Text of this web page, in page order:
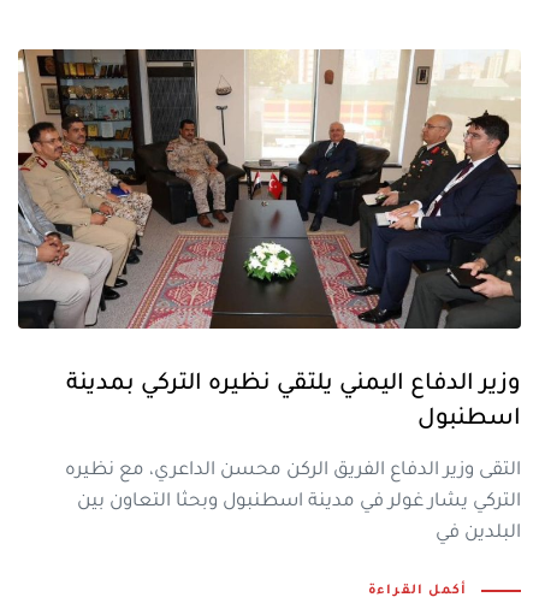
وزير الدفاع اليمني يلتقي نظيره التركي بمدينة
اسطنبول
التقى وزير الدفاع الفريق الركن محسن الداعري، مع نظيره
التركي يشار غولر في مدينة اسطنبول وبحثا التعاون بين
البلدين في
أكمل القراءة